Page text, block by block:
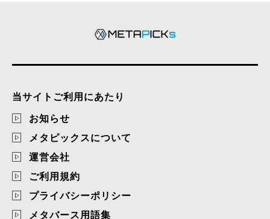
当サイトご利用にあたり
お知らせ
メタピックスについて
運営会社
ご利用規約
プライバシーポリシー
メタバース用語集